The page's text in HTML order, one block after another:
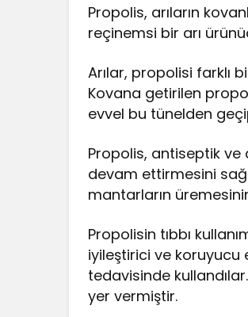
Propolis, arıların
reçinemsi bir arı
Arılar, propolisi farklı
Kovana getirilen
evvel bu tünelden
Propolis, antiseptik ve
devam ettirmesini
mantarların
Propolisin tıbbı
iyileştirici ve koruyucu
tedavisinde
yer vermiştir.